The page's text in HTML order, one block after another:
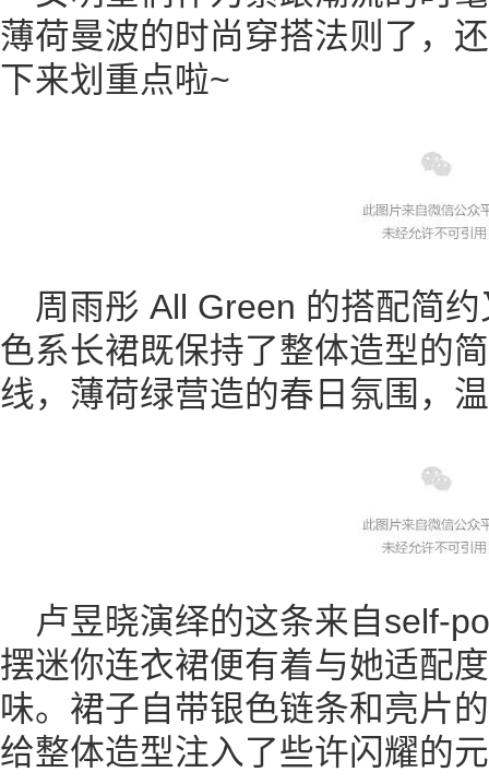
薄荷曼波的时尚穿搭法则了，
下来划重点啦~
周雨彤 All Green 的搭配简
色系长裙既保持了整体造型的
线，薄荷绿营造的春日氛围，
卢昱晓演绎的这条来自self-
摆迷你连衣裙便有着与她适配
味。裙子自带银色链条和亮片
给整体造型注入了些许闪耀的